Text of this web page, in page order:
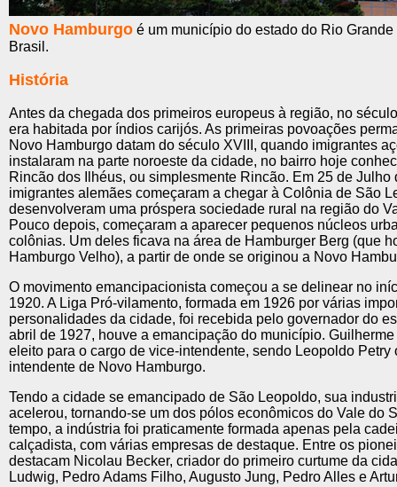
Novo Hamburgo é um município do estado do Rio
Brasil.
História
Antes da chegada dos primeiros europeus à região, no
era habitada por índios carijós. As primeiras povoações
Novo Hamburgo datam do século XVIII, quando imigrantes
instalaram na parte noroeste da cidade, no bairro hoje
Rincão dos Ilhéus, ou simplesmente Rincão. Em 25 de Julho
imigrantes alemães começaram a chegar à Colônia de São
desenvolveram uma próspera sociedade rural na região do
Pouco depois, começaram a aparecer pequenos núcleos
colônias. Um deles ficava na área de Hamburger Berg (que
Hamburgo Velho), a partir de onde se originou a Novo
O movimento emancipacionista começou a se delinear no
1920. A Liga Pró-vilamento, formada em 1926 por várias
personalidades da cidade, foi recebida pelo governador do
abril de 1927, houve a emancipação do município.
eleito para o cargo de vice-intendente, sendo Leopoldo Petry
intendente de Novo Hamburgo.
Tendo a cidade se emancipado de São Leopoldo, sua
acelerou, tornando-se um dos pólos econômicos do Vale do
tempo, a indústria foi praticamente formada apenas pela
calçadista, com várias empresas de destaque. Entre os
destacam Nicolau Becker, criador do primeiro curtume da
Ludwig, Pedro Adams Filho, Augusto Jung, Pedro Alles e